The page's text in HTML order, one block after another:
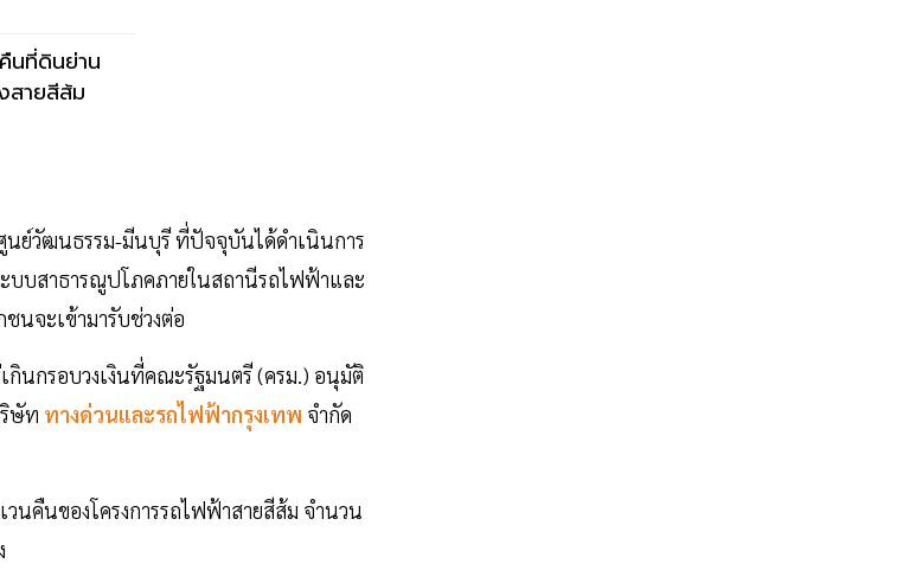
สายสีส้ม
ศูนย์วัฒนธรรม-มีนบุรี ที่ปัจจุบันได้ดำเนินการ
บบสาธารณูปโภคภายในสถานีรถไฟฟ้าและ
นจะเข้ามารับช่วงต่อ
กินกรอบวงเงินที่คณะรัฐมนตรี (ครม.) อนุมัติ
ษัท ทางด่วนและรถไฟฟ้ากรุงเทพ จำกัด
คืนของโครงการรถไฟฟ้าสายสีส้ม จำนวน